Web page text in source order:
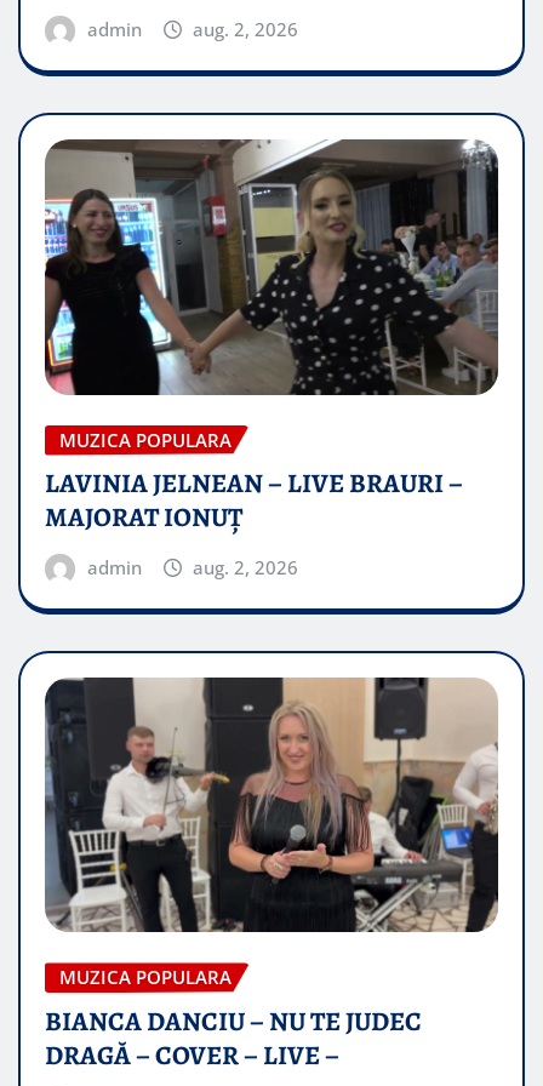
admin aug. 2, 2026
MUZICA POPULARA
LAVINIA JELNEAN – LIVE BRAURI –
MAJORAT IONUŢ
admin aug. 2, 2026
MUZICA POPULARA
BIANCA DANCIU – NU TE JUDEC
DRAGĂ – COVER – LIVE –